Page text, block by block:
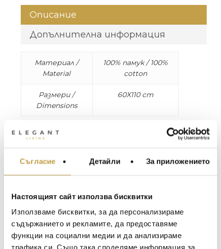
Съгласие Детайли За приложението
Настоящият сайт използва бисквитки
Използваме бисквитки, за да персонализираме
съдържанието и рекламите, да предоставяме
функции на социални медии и да анализираме
трафика си. Също така споделяме информация за
Описание
Допълнителна информация
Материал /
Material
100% памук / 100%
cotton
Размери /
Dimensions
60X110 cm
Колекцията хавлии Unito е разнообразна,
мека и просто разкошна. 100% памук.
The Unito bath collection is versatile, plush, and
in Italy.
МЕБЕЛИ ЗА ДОМА И
ЗА МАСАТА
ТЕКСТИЛ ЗА ДОМА
BACCARAT
TOM DIXON